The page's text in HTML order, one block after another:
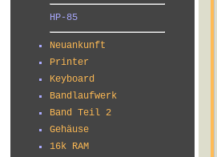
HP-85
Neuankunft
Printer
Keyboard
Bandlaufwerk
Band Teil 2
Gehäuse
16k RAM